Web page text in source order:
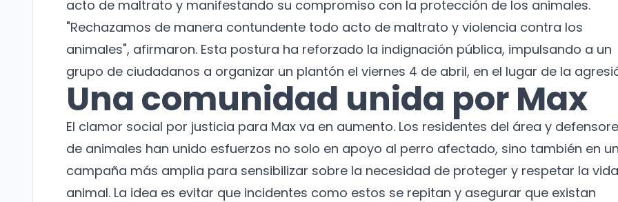
acto de maltrato y manifestando su compromiso con la protección de los animales.
"Rechazamos de manera contundente todo acto de maltrato y violencia contra los
animales", afirmaron. Esta postura ha reforzado la indignación pública, impulsando a un
grupo de ciudadanos a organizar un plantón el viernes 4 de abril, en el lugar de la
Una comunidad unida por Max
El clamor social por justicia para Max va en aumento. Los residentes del área y
de animales han unido esfuerzos no solo en apoyo al perro afectado, sino también en
campaña más amplia para sensibilizar sobre la necesidad de proteger y respetar la vida
animal. La idea es evitar que incidentes como estos se repitan y asegurar que existan
Correo electrónico
No te preocupes, no enviamos spam.
Cerrar Suscribirme